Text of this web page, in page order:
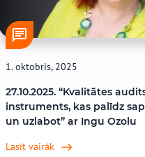
1. oktobris, 2025
27.10.2025. “Kvalitātes
instruments, kas palīdz
un uzlabot” ar Ingu Ozolu
Lasīt vairāk